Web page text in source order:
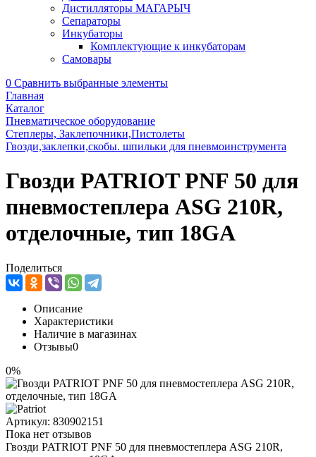
Дистилляторы МАГАРЫЧ
Сепараторы
Инкубаторы
Комплектующие к инкубаторам
Самовары
0 Сравнить выбранные элементы
Главная
Каталог
Пневматическое оборудование
Степлеры, Заклепочники,Пистолеты
Гвозди,заклепки,скобы. шпильки для пневмоинструмента
Гвозди PATRIOT PNF 50 для
пневмостеплера ASG 210R,
отделочные, тип 18GA
Поделиться
Описание
Характеристики
Наличие в магазинах
Отзывы0
0%
Артикул: 830902151
Пока нет отзывов
Гвозди PATRIOT PNF 50 для пневмостеплера ASG 210R,